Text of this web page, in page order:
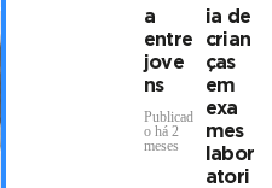
a
entre
jove
ns
Publicad
o há 2
meses
ia de
crian
ças
em
exa
mes
labor
atori